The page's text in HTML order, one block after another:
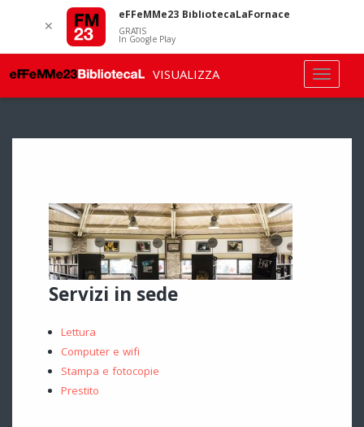
Servizi in sede
Lettura
Computer e wifi
Stampa e fotocopie
Prestito
✕
eFFeMMe23 BibliotecaLaFornace
GRATIS
In Google Play
VISUALIZZA